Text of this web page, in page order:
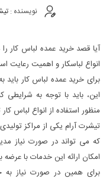
نویسنده :
آیا قصد خرید عمده لباس کار
انواع لباسکار و اهمیت رعایت
برای خرید عمده لباس کار
این، باید با توجه به شرایطی
منظور استفاده از انواع لباس
تیشرت آرام یکی از مراکز
که می تواند در صورت نیاز
امکان ارائه این خدمات با
برای همین در صورت نیاز